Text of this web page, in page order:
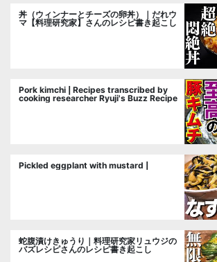
丼（ウィンナーとチーズの卵丼）｜だれウ
マ【料理研究家】さんのレシピ書き起こし
Pork kimchi | Recipes transcribed by
cooking researcher Ryuji's Buzz Recipe
Pickled eggplant with mustard |
蛇腹漬けきゅうり｜料理研究家リュウジの
バズレシピさんのレシピ書き起こし